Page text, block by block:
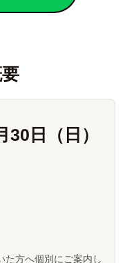
日（日）
方へ個別にご案内し